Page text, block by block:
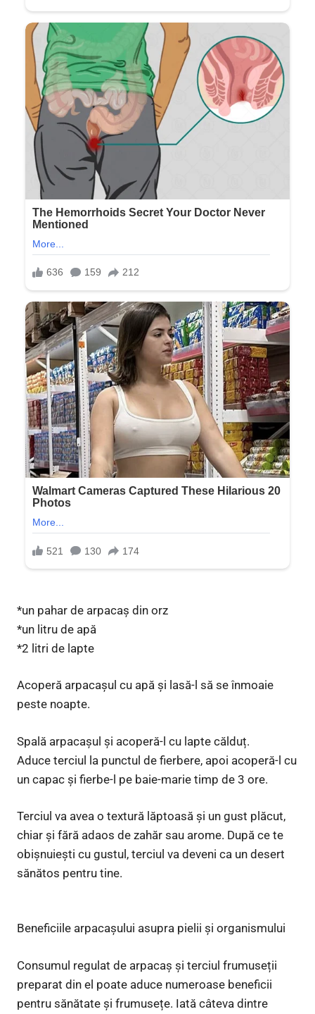
*un pahar de arpacaș din orz
*un litru de apă
*2 litri de lapte
Acoperă arpacașul cu apă și lasă-l să se înmoaie
peste noapte.
Spală arpacașul și acoperă-l cu lapte călduț.
Aduce terciul la punctul de fierbere, apoi acoperă-l cu
un capac și fierbe-l pe baie-marie timp de 3 ore.
Terciul va avea o textură lăptoasă și un gust plăcut,
chiar și fără adaos de zahăr sau arome. După ce te
obișnuiești cu gustul, terciul va deveni ca un desert
sănătos pentru tine.
Beneficiile arpacașului asupra pielii și organismului
Consumul regulat de arpacaș și terciul frumuseții
preparat din el poate aduce numeroase beneficii
pentru sănătate și frumusețe. Iată câteva dintre